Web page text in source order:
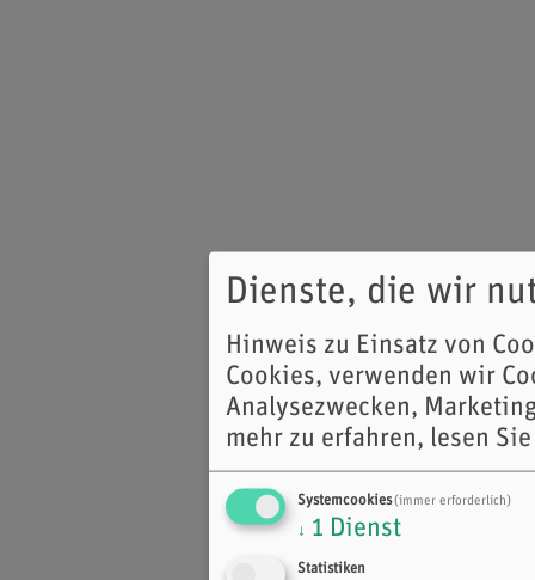
Dienste, die wir
Hinweis zu Einsatz von
Cookies, verwenden wir
Analysezwecken,
mehr zu erfahren, lesen
Systemcookies(immer erforderlich)
↓ 1 Dienst
Statistiken